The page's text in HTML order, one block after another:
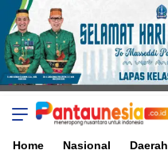
Home Nasional Daerah